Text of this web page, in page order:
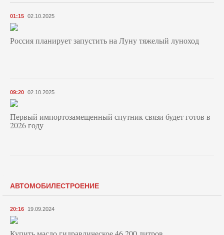
01:15 02.10.2025
Россия планирует запустить на Луну тяжелый луноход
09:20 02.10.2025
Первый импортозамещенный спутник связи будет готов в
2026 году
АВТОМОБИЛЕСТРОЕНИЕ
20:16 19.09.2024